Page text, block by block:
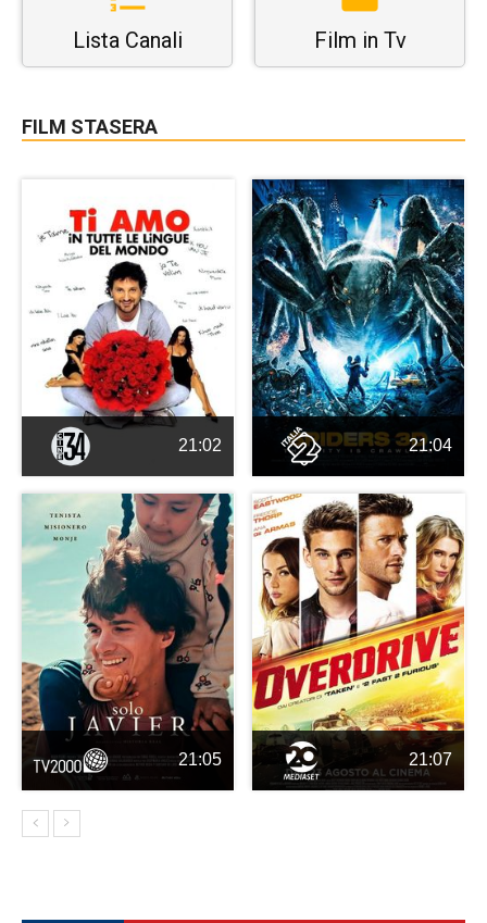
Lista Canali Film in Tv
FILM STASERA
21:02 21:04
21:05 21:07